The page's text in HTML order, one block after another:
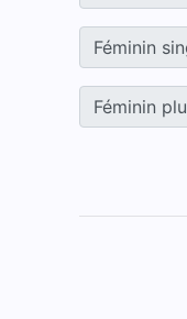
Féminin
Féminin